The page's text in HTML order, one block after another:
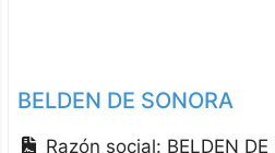
BELDEN DE SONORA
Razón social: BELDEN